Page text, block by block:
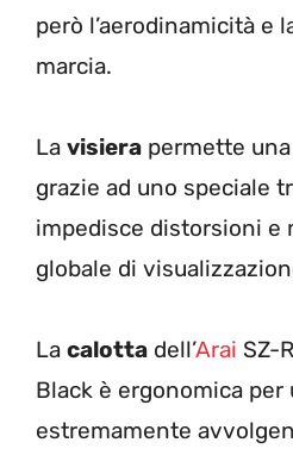
però l’aerodinamicità e
marcia.
La visiera permette
grazie ad uno speciale
impedisce distorsioni e
globale di
La calotta dell’Arai SZ-
Black è ergonomica per
estremamente